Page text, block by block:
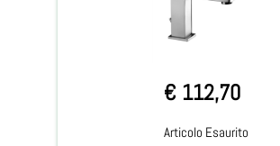
€ 112,70
Articolo Esaurito